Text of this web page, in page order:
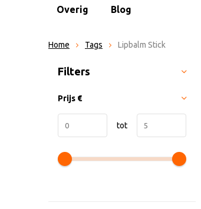
Overig Blog
Home Tags Lipbalm Stick
Sorteren op:
Filters
Prijs €
tot